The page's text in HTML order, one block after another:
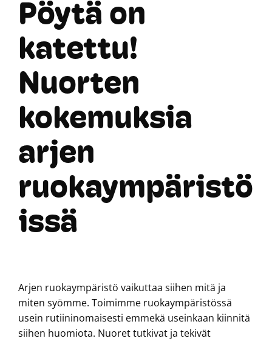
Pöytä on
katettu!
Nuorten
kokemuksia
arjen
ruokaympäristö
issä
Arjen ruokaympäristö vaikuttaa siihen mitä ja
miten syömme. Toimimme ruokaympäristössä
usein rutiininomaisesti emmekä useinkaan kiinnitä
siihen huomiota. Nuoret tutkivat ja tekivät